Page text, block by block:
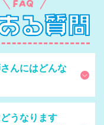
んにはどんな
うなります